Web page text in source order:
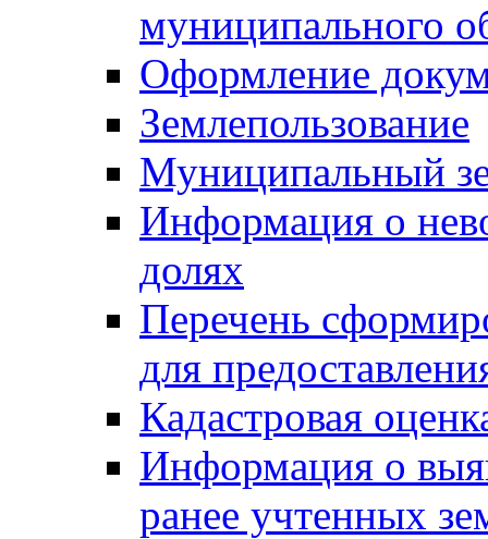
муниципального
Оформление
Землепользование
Муниципальный
Информация о
долях
Перечень
для
Кадастровая
Информация о
ранее учтенных